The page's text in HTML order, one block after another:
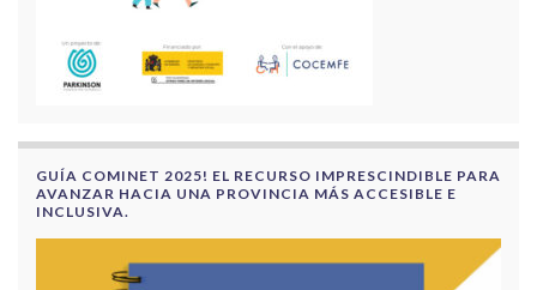
GUÍA COMINET 2025! EL RECURSO IMPRESCINDIBLE PARA
AVANZAR HACIA UNA PROVINCIA MÁS ACCESIBLE E
INCLUSIVA.